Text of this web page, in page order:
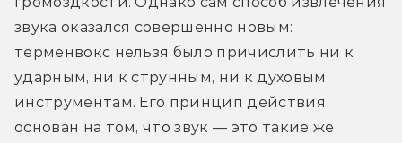
звука оказался совершенно новым:
терменвокс нельзя было причислить ни к
ударным, ни к струнным, ни к духовым
инструментам. Его принцип действия
основан на том, что звук — это такие же